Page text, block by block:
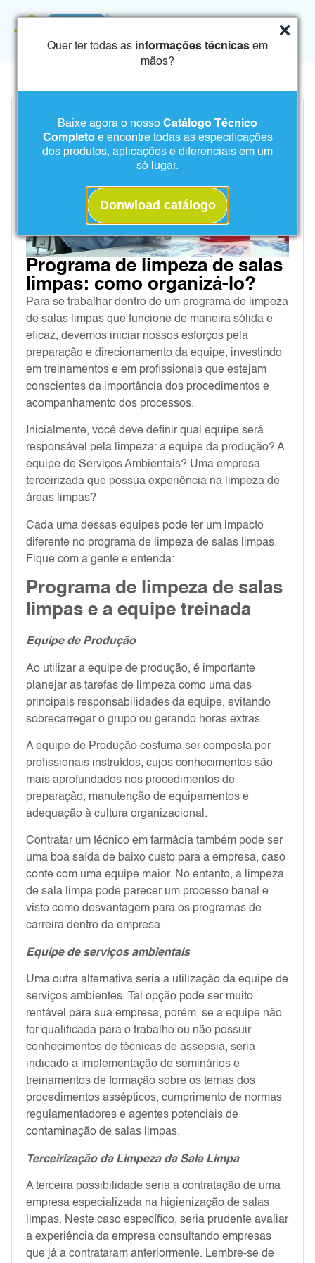
Quer ter todas as informações técnicas em
mãos?
Baixe agora o nosso Catálogo Técnico
Completo e encontre todas as especificações
dos produtos, aplicações e diferenciais em um
só lugar.
Donwload catálogo
Programa de limpeza de salas
limpas: como organizá-lo?
Para se trabalhar dentro de um programa de limpeza
de salas limpas que funcione de maneira sólida e
eficaz, devemos iniciar nossos esforços pela
preparação e direcionamento da equipe, investindo
em treinamentos e em profissionais que estejam
conscientes da importância dos procedimentos e
acompanhamento dos processos.
Inicialmente, você deve definir qual equipe será
responsável pela limpeza: a equipe da produção? A
equipe de Serviços Ambientais? Uma empresa
terceirizada que possua experiência na limpeza de
áreas limpas?
Cada uma dessas equipes pode ter um impacto
diferente no programa de limpeza de salas limpas.
Fique com a gente e entenda:
Programa de limpeza de salas
limpas e a equipe treinada
Equipe de Produção
Ao utilizar a equipe de produção, é importante
planejar as tarefas de limpeza como uma das
principais responsabilidades da equipe, evitando
sobrecarregar o grupo ou gerando horas extras.
A equipe de Produção costuma ser composta por
profissionais instruídos, cujos conhecimentos são
mais aprofundados nos procedimentos de
preparação, manutenção de equipamentos e
adequação à cultura organizacional.
Contratar um técnico em farmácia também pode ser
uma boa saída de baixo custo para a empresa, caso
conte com uma equipe maior. No entanto, a limpeza
de sala limpa pode parecer um processo banal e
visto como desvantagem para os programas de
carreira dentro da empresa.
Equipe de serviços ambientais
Uma outra alternativa seria a utilização da equipe de
serviços ambientes. Tal opção pode ser muito
rentável para sua empresa, porém, se a equipe não
for qualificada para o trabalho ou não possuir
conhecimentos de técnicas de assepsia, seria
indicado a implementação de seminários e
treinamentos de formação sobre os temas dos
procedimentos assépticos, cumprimento de normas
regulamentadores e agentes potenciais de
contaminação de salas limpas.
Terceirização da Limpeza da Sala Limpa
A terceira possibilidade seria a contratação de uma
empresa especializada na higienização de salas
limpas. Neste caso específico, seria prudente avaliar
a experiência da empresa consultando empresas
que já a contrataram anteriormente. Lembre-se de